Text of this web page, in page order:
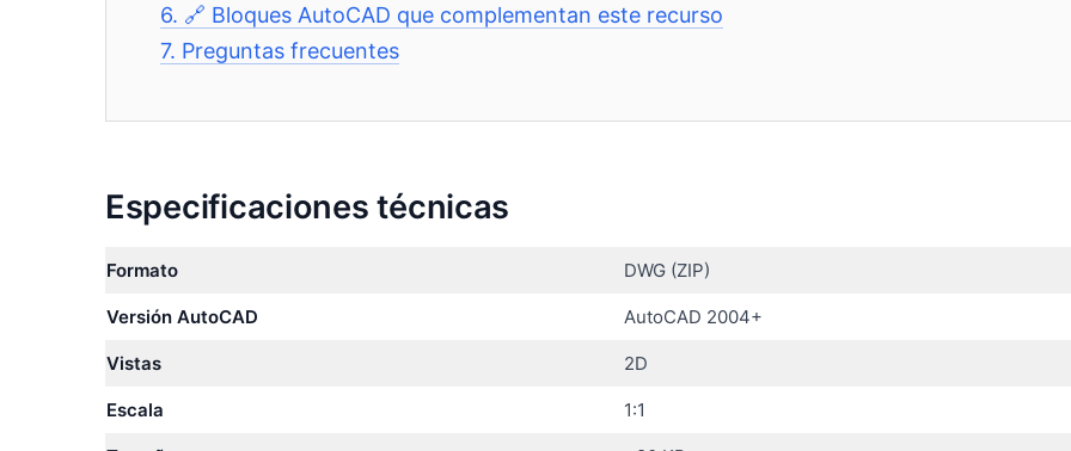
6. 🔗 Bloques AutoCAD que complementan este recurso
7. Preguntas frecuentes
Especificaciones técnicas
Formato DWG (ZIP)
Versión AutoCAD AutoCAD 2004+
Vistas 2D
Escala 1:1